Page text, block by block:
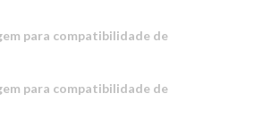
para compatibilidade de
para compatibilidade de